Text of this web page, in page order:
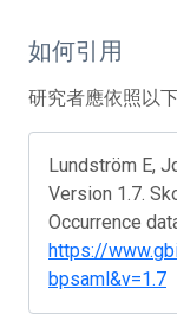
如何引用
研究者應依照以
Lundström E,
Version 1.7.
Occurrence
https://
bpsaml&v=1.7